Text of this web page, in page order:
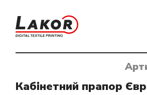
Нічого не
Кабінетний прапор